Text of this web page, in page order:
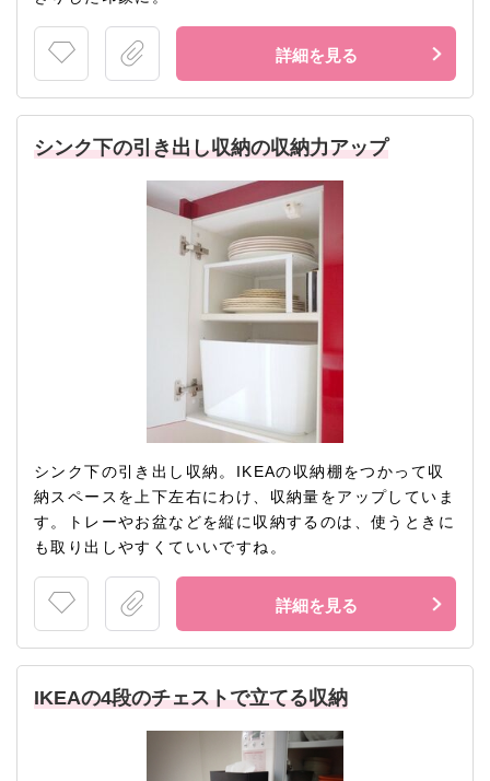
詳細を見る
シンク下の引き出し収納の収納力アップ
シンク下の引き出し収納。IKEAの収納棚をつかって収
納スペースを上下左右にわけ、収納量をアップしていま
す。トレーやお盆などを縦に収納するのは、使うときに
も取り出しやすくていいですね。
詳細を見る
IKEAの4段のチェストで立てる収納